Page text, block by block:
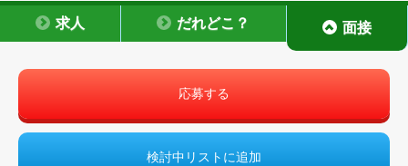
求人 だれどこ？ 面接
応募する
検討中リストに追加